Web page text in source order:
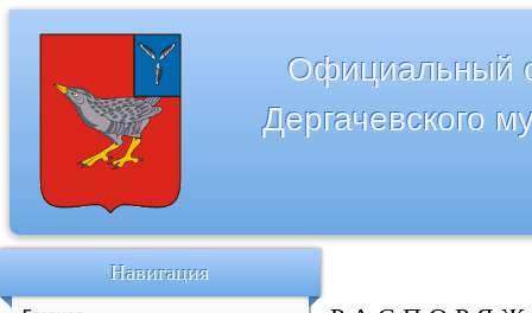
Официальный
Дергачевского
Навигация